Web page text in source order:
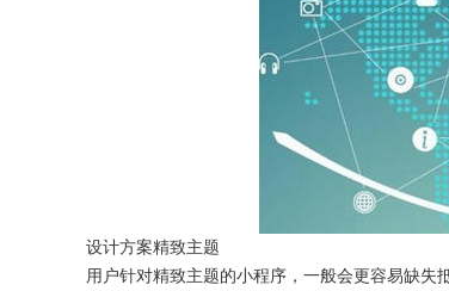
设计方案精致主题
用户针对精致主题的小程序，一般会更容易缺失